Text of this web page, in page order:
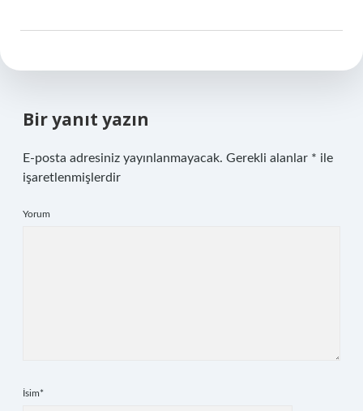
Bir yanıt yazın
E-posta adresiniz yayınlanmayacak. Gerekli alanlar * ile
işaretlenmişlerdir
Yorum
İsim*